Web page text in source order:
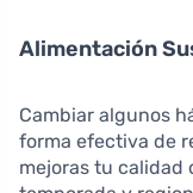
Alimentación
Cambiar algunos
forma efectiva de
mejoras tu calidad